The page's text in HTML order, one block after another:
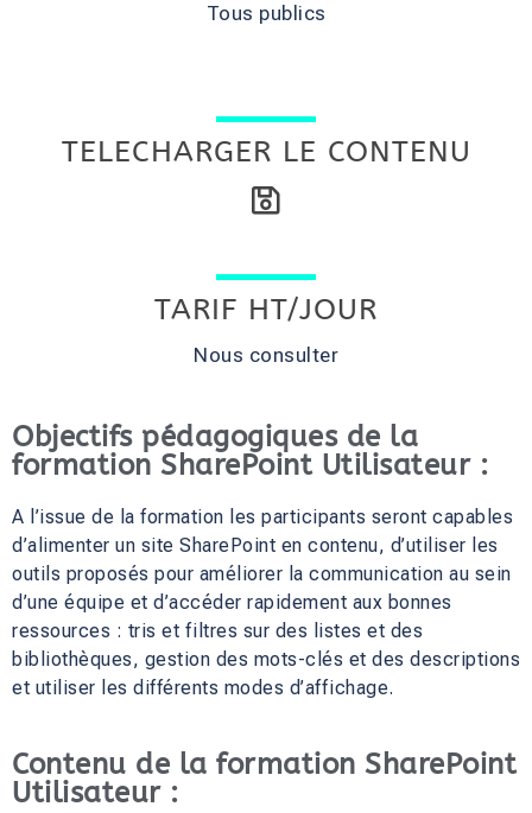
Tous publics
TELECHARGER LE CONTENU
TARIF HT/JOUR
Nous consulter
Objectifs pédagogiques de la
formation SharePoint Utilisateur :
A l’issue de la formation les participants seront capables
d’alimenter un site SharePoint en contenu, d’utiliser les
outils proposés pour améliorer la communication au sein
d’une équipe et d’accéder rapidement aux bonnes
ressources : tris et filtres sur des listes et des
bibliothèques, gestion des mots-clés et des descriptions
et utiliser les différents modes d’affichage.
Contenu de la formation SharePoint
Utilisateur :